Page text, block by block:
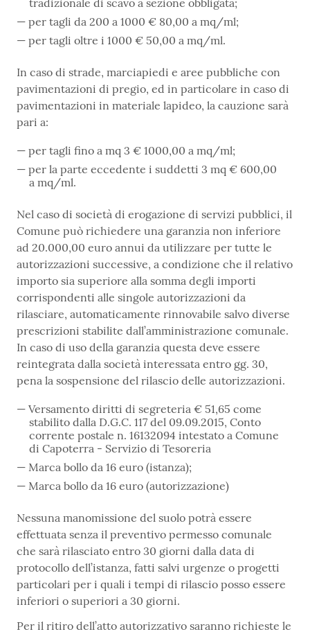
per tagli da 200 a 1000 € 80,00 a mq/ml;
per tagli oltre i 1000 € 50,00 a mq/ml.
In caso di strade, marciapiedi e aree pubbliche con
pavimentazioni di pregio, ed in particolare in caso di
pavimentazioni in materiale lapideo, la cauzione sarà
pari a:
per tagli fino a mq 3 € 1000,00 a mq/ml;
per la parte eccedente i suddetti 3 mq € 600,00
a mq/ml.
Nel caso di società di erogazione di servizi pubblici, il
Comune può richiedere una garanzia non inferiore
ad 20.000,00 euro annui da utilizzare per tutte le
autorizzazioni successive, a condizione che il relativo
importo sia superiore alla somma degli importi
corrispondenti alle singole autorizzazioni da
rilasciare, automaticamente rinnovabile salvo diverse
prescrizioni stabilite dall’amministrazione comunale.
In caso di uso della garanzia questa deve essere
reintegrata dalla società interessata entro gg. 30,
pena la sospensione del rilascio delle autorizzazioni.
Versamento diritti di segreteria € 51,65 come
stabilito dalla D.G.C. 117 del 09.09.2015, Conto
corrente postale n. 16132094 intestato a Comune
di Capoterra - Servizio di Tesoreria
Marca bollo da 16 euro (istanza);
Marca bollo da 16 euro (autorizzazione)
Nessuna manomissione del suolo potrà essere
effettuata senza il preventivo permesso comunale
che sarà rilasciato entro 30 giorni dalla data di
protocollo dell’istanza, fatti salvi urgenze o progetti
particolari per i quali i tempi di rilascio posso essere
inferiori o superiori a 30 giorni.
Per il ritiro dell’atto autorizzativo saranno richieste le